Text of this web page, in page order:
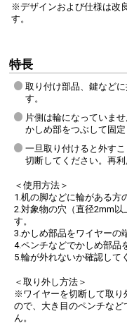
※デザインおよび仕様は改
す。
特長
取り付け部品、鍵など
す。
片側は輪になっていま
かしめ部をつぶして固定
一旦取り付けると外す
切断してください。再利
＜使用方法＞
1.机の脚などに輪がある方
2.対象物の穴（直径2mm
す。
3.かしめ部品をワイヤーの
4.ペンチなどでかしめ部品
5.輪が外れないか確認して
＜取り外し方法＞
※ワイヤーを切断して取り
ので、大き目のペンチな
ん。